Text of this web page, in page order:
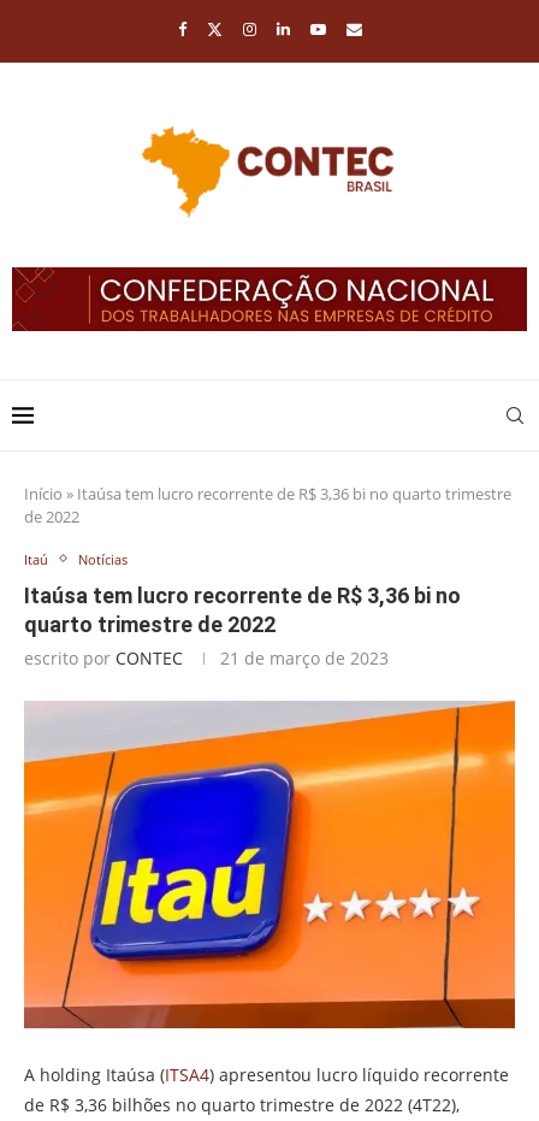
Início » Itaúsa tem lucro recorrente de R$ 3,36 bi no quarto trimestre
de 2022
Itaú Notícias
Itaúsa tem lucro recorrente de R$ 3,36 bi no
quarto trimestre de 2022
escrito por CONTEC 21 de março de 2023
A holding Itaúsa (ITSA4) apresentou lucro líquido recorrente
de R$ 3,36 bilhões no quarto trimestre de 2022 (4T22),